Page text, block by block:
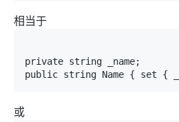
相当于
private string _name;
或